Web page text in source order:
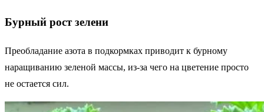
Бурный рост зелени
Преобладание азота в подкормках приводит к бурному
наращиванию зеленой массы, из-за чего на цветение просто
не остается сил.